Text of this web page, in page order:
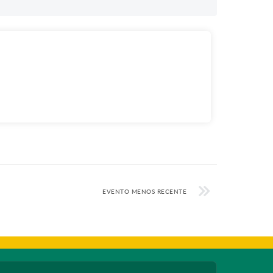
EVENTO MENOS RECENTE